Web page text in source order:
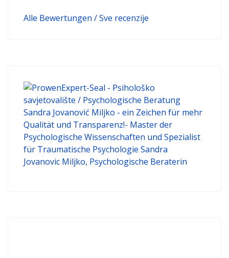
Alle Bewertungen / Sve recenzije